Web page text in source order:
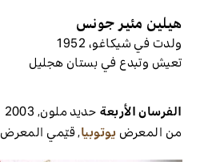
هيلين مئير جونس
ولدت في شيكاغو، 1952
تعيش وتبدع في بستان هجليل
الفرسان الأربعةحديد ملون,
2003
من المعرضيوتوبيا,قيّمي المعرض